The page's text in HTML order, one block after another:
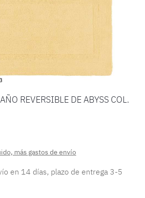
REVERSIBLE DE ABYSS COL.
más gastos de envío
en 14 días, plazo de entrega 3-5